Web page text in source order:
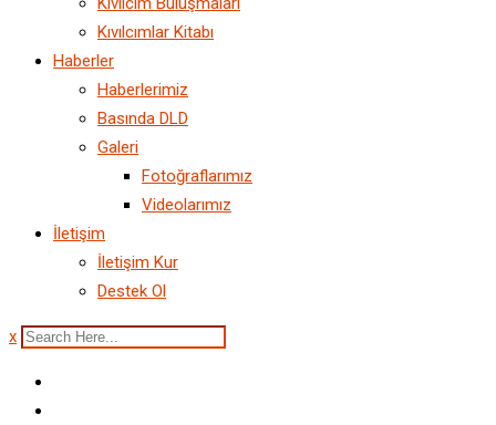
Kıvılcımlar Kitabı
Haberler
Haberlerimiz
Basında DLD
Galeri
Fotoğraflarımız
Videolarımız
İletişim
İletişim Kur
Destek Ol
x